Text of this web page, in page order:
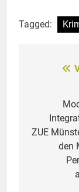
Tagged:
ZUE
den